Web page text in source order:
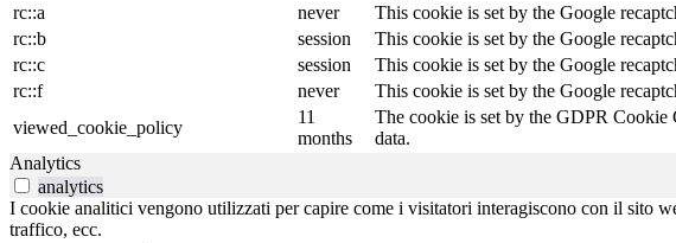
rc::a
never
This cookie is set by the Google
rc::b
session
This cookie is set by the Google
rc::c
session
This cookie is set by the Google
rc::f
never
This cookie is set by the Google
viewed_cookie_policy
11
months
The cookie is set by the GDPR Cookie
data.
Analytics
analytics
I cookie analitici vengono utilizzati per capire come i visitatori interagiscono con il sito
traffico, ecc.